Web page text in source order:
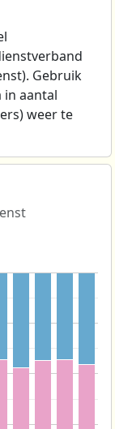
Gebruik
aantal
weer te